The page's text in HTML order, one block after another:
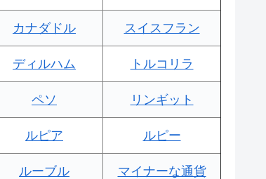
カナダドル スイスフラン
ディルハム トルコリラ
ペソ リンギット
ルピア ルピー
ルーブル マイナーな通貨